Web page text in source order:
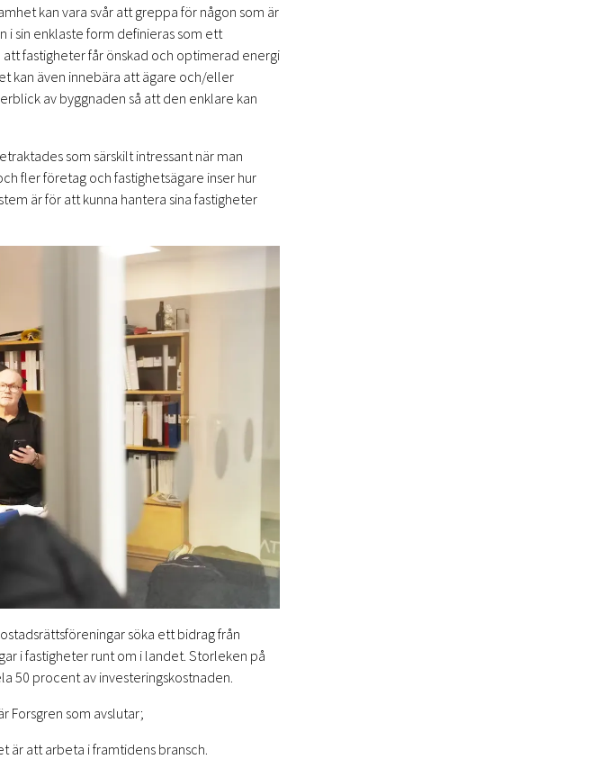
kan vara svår att greppa för någon som är
i sin enklaste form definieras som ett
fastigheter får önskad och optimerad energi
kan även innebära att ägare och/eller
av byggnaden så att den enklare kan
som särskilt intressant när man
fler företag och fastighetsägare inser hur
är för att kunna hantera sina fastigheter
söka ett bidrag från
i fastigheter runt om i landet. Storleken på
50 procent av investeringskostnaden.
Forsgren som avslutar;
är att arbeta i framtidens bransch.